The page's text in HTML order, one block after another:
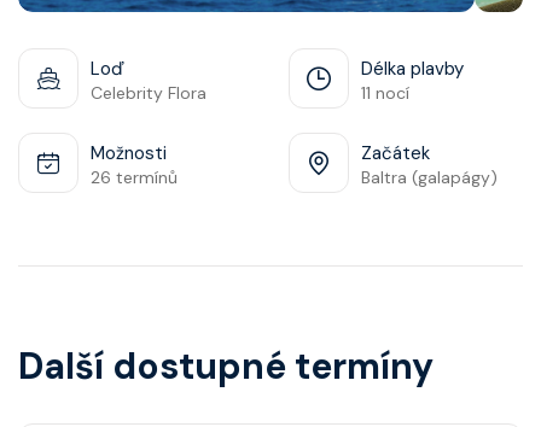
Loď
Celebrity Flora
Délka plavby
11 nocí
Možnosti
26 termínů
Začátek
Baltra (galapágy)
Další dostupné termíny